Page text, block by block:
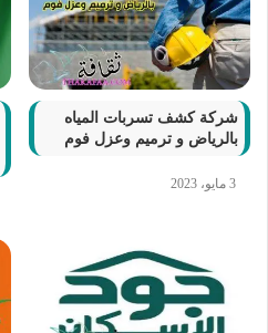
شركة كشف تسربات المياه
بالرياض و ترميم وعزل فوم
3 مايو، 2023